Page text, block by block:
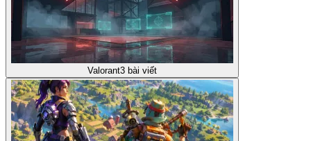
Valorant3 bài viết